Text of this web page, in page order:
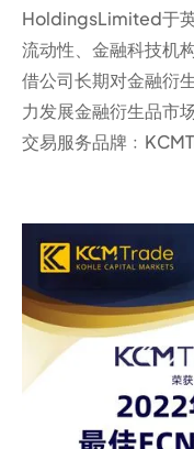
HoldingsLimited于
流动性、金融科技机
借公司长期对金融衍
力发展金融衍生品市
交易服务品牌